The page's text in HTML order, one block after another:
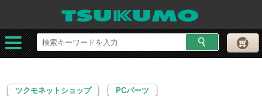
ツクモネットショップ PCパーツ
ツクモネットショップ PCパーツ